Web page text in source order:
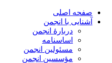
صفحه اصلی
آشنایی با انجمن
دربارۀ انجمن
اساسنامه
مسئولین انجمن
مؤسسین انجمن